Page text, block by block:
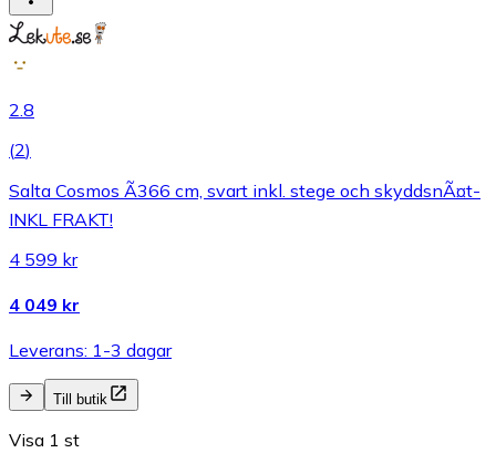
2.8
(2)
Salta Cosmos Ã366 cm, svart inkl. stege och skyddsnÃ¤t-
INKL FRAKT!
4 599 kr
4 049 kr
Leverans: 1-3 dagar
Till butik
Visa 1 st